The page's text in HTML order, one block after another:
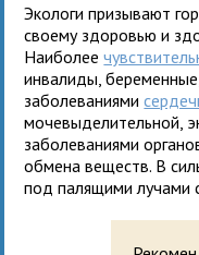
Экологи призывают
своему здоровью и
Наиболее
инвалиды,
заболеваниями
мочевыделительной,
заболеваниями
обмена веществ. В
под палящими лучами